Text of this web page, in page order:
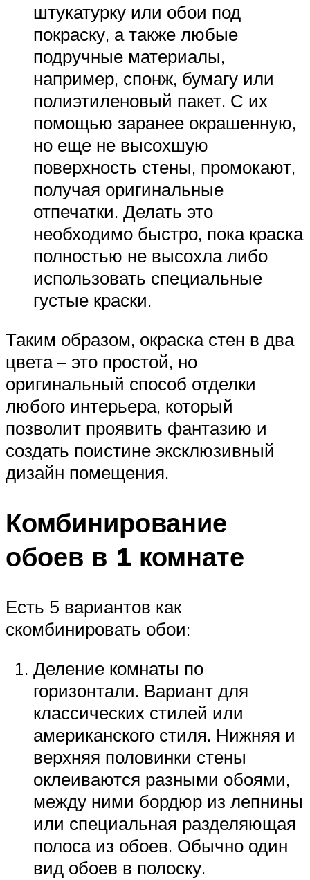
штукатурку или обои под
покраску, а также любые
подручные материалы,
например, спонж, бумагу или
полиэтиленовый пакет. С их
помощью заранее окрашенную,
но еще не высохшую
поверхность стены, промокают,
получая оригинальные
отпечатки. Делать это
необходимо быстро, пока краска
полностью не высохла либо
использовать специальные
густые краски.
Таким образом, окраска стен в два
цвета – это простой, но
оригинальный способ отделки
любого интерьера, который
позволит проявить фантазию и
создать поистине эксклюзивный
дизайн помещения.
Комбинирование
обоев в 1 комнате
Есть 5 вариантов как
скомбинировать обои:
Деление комнаты по
горизонтали. Вариант для
классических стилей или
американского стиля. Нижняя и
верхняя половинки стены
оклеиваются разными обоями,
между ними бордюр из лепнины
или специальная разделяющая
полоса из обоев. Обычно один
вид обоев в полоску.